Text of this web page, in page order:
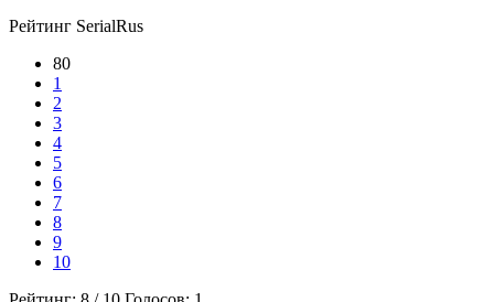
Рейтинг SerialRus
80
1
2
3
4
5
6
7
8
9
10